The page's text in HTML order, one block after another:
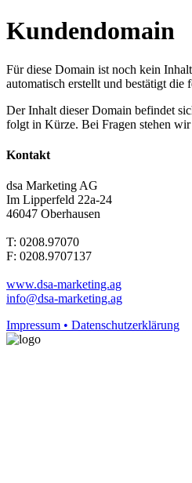
Kundendomain
Für diese Domain ist noch kein
automatisch erstellt und bestätigt die
Der Inhalt dieser Domain befindet
folgt in Kürze. Bei Fragen stehen
Kontakt
dsa Marketing AG
Im Lipperfeld 22a-24
46047 Oberhausen
T: 0208.97070
F: 0208.9707137
www.dsa-marketing.ag
info@dsa-marketing.ag
Impressum • Datenschutzerklärung